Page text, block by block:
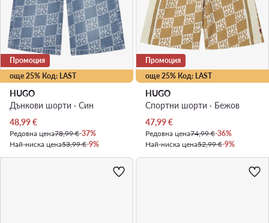
още 25% Код: LAST
Промоция
HUGO
Дънкови шорти · Син
Актуална цена
48,99€
Редовна цена78,99 €-37%
Най-ниска цена53,99 €-9%
още 25% Код: LAST
Промоция
HUGO
Спортни шорти · Бежов
Актуална цена
47,99€
Редовна цена74,99 €-36%
Най-ниска цена52,99 €-9%